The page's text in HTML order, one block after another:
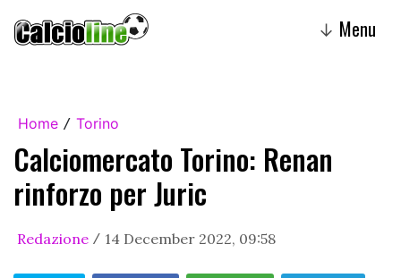
↓ Menu
Home / Torino
Calciomercato Torino: Renan
rinforzo per Juric
Redazione / 14 December 2022, 09:58